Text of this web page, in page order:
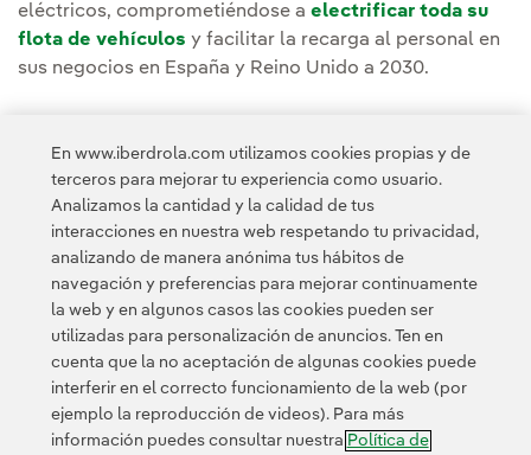
eléctricos, comprometiéndose a electrificar toda su
flota de vehículos y facilitar la recarga al personal en
sus negocios en España y Reino Unido a 2030.
Acceso a información legal
Contacta Política de Privacidad Información legal
Transparencia en el uso de la IA Política de cookies
Configuración de cookies Accesibilidad Canal de denuncias
En www.iberdrola.com utilizamos cookies propias y de
terceros para mejorar tu experiencia como usuario.
Analizamos la cantidad y la calidad de tus
interacciones en nuestra web respetando tu privacidad,
analizando de manera anónima tus hábitos de
navegación y preferencias para mejorar continuamente
la web y en algunos casos las cookies pueden ser
utilizadas para personalización de anuncios. Ten en
cuenta que la no aceptación de algunas cookies puede
interferir en el correcto funcionamiento de la web (por
ejemplo la reproducción de videos). Para más
información puedes consultar nuestra Política de